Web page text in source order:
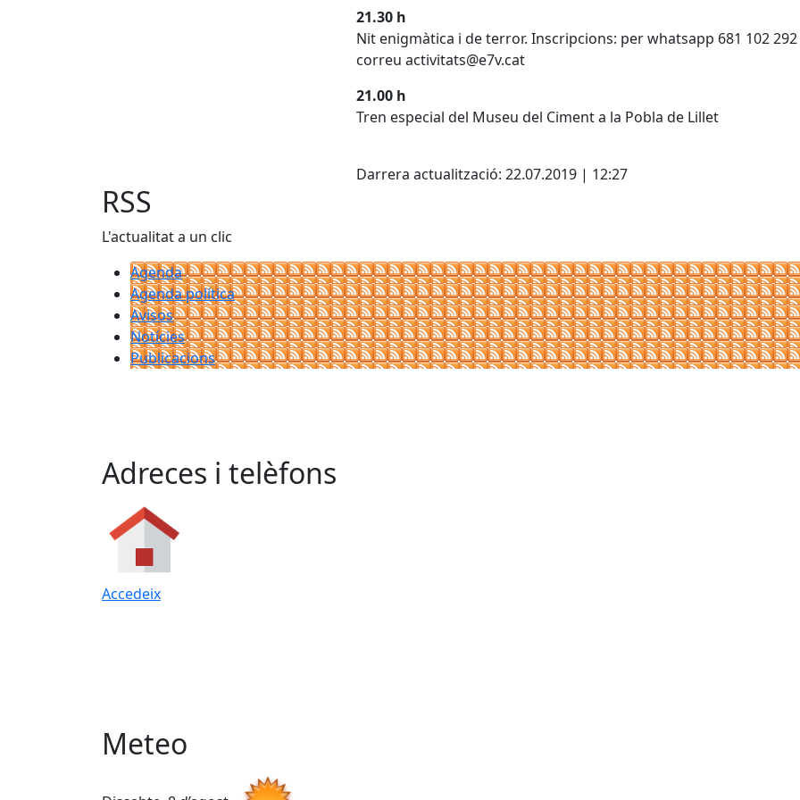
21.30 h
Nit enigmàtica i de terror. Inscripcions: per whatsapp 681 102
correu activitats@e7v.cat
21.00 h
Tren especial del Museu del Ciment a la Pobla de Lillet
Darrera actualització: 22.07.2019 | 12:27
RSS
L'actualitat a un clic
Agenda
Agenda política
Avisos
Notícies
Publicacions
Adreces i telèfons
Accedeix
Meteo